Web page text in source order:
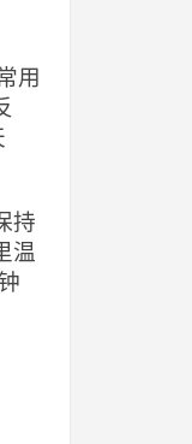
用
持
温